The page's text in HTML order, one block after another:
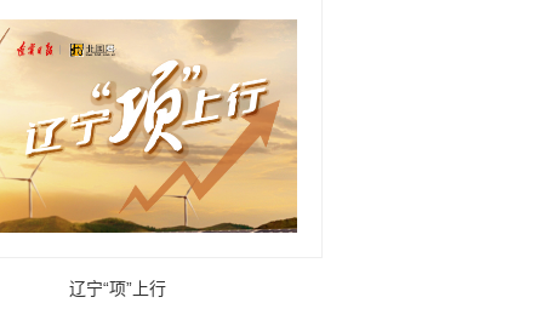
辽宁“项”上行